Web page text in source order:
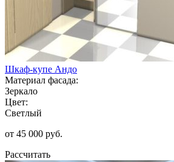
Шкаф-купе Андо
Материал фасада:
Зеркало
Цвет:
Светлый
от 45 000 руб.
Рассчитать